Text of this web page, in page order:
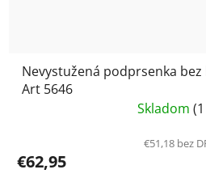
Nevystužená podprsenka bez
Art 5646
Skladom
€51,18 bez
€62,95